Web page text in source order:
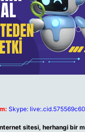
Skype:
sitesi, herhangi bir